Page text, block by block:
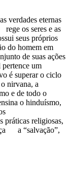
verdades eternas
os seres e as
seus próprios
do homem em
de suas ações
um
é superar o ciclo
nirvana, a
e de todo o
o hinduísmo,
os
práticas religiosas,
a “salvação”,